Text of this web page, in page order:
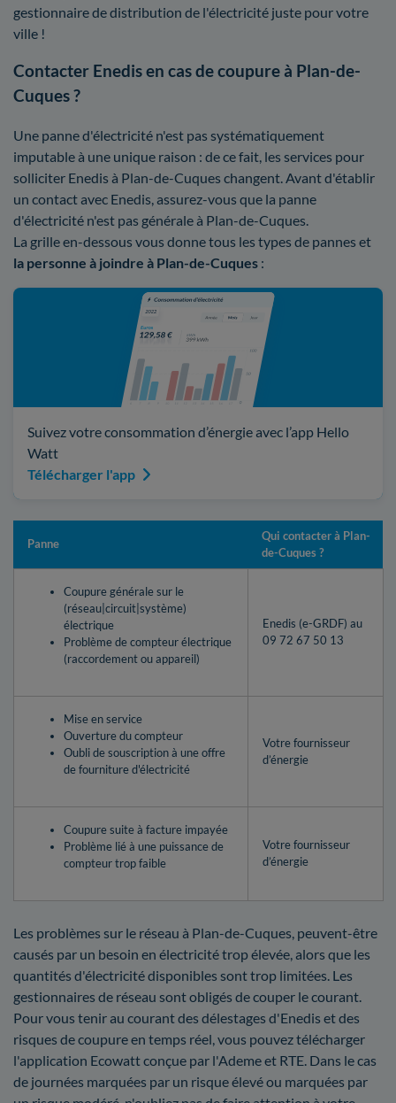
gestionnaire de distribution de l'électricité juste pour votre
ville !
Contacter Enedis en cas de coupure à Plan-de-
Cuques ?
Une panne d'électricité n'est pas systématiquement
imputable à une unique raison : de ce fait, les services pour
solliciter Enedis à Plan-de-Cuques changent. Avant d'établir
un contact avec Enedis, assurez-vous que la panne
d'électricité n'est pas générale à Plan-de-Cuques.
La grille en-dessous vous donne tous les types de pannes et
la personne à joindre à Plan-de-Cuques :
Suivez votre consommation d’énergie avec l’app Hello
Watt
Télécharger l'app
Panne
Qui contacter à Plan-
de-Cuques ?
Coupure générale sur le
(réseau|circuit|système)
électrique
Problème de compteur électrique
(raccordement ou appareil)
Enedis (e-GRDF) au
09 72 67 50 13
Mise en service
Ouverture du compteur
Oubli de souscription à une offre
de fourniture d'électricité
Votre fournisseur
d’énergie
Coupure suite à facture impayée
Problème lié à une puissance de
compteur trop faible
Votre fournisseur
d’énergie
Les problèmes sur le réseau à Plan-de-Cuques, peuvent-être
causés par un besoin en électricité trop élevée, alors que les
quantités d'électricité disponibles sont trop limitées. Les
gestionnaires de réseau sont obligés de couper le courant.
Pour vous tenir au courant des délestages d'Enedis et des
risques de coupure en temps réel, vous pouvez télécharger
l'application Ecowatt conçue par l'Ademe et RTE. Dans le cas
de journées marquées par un risque élevé ou marquées par